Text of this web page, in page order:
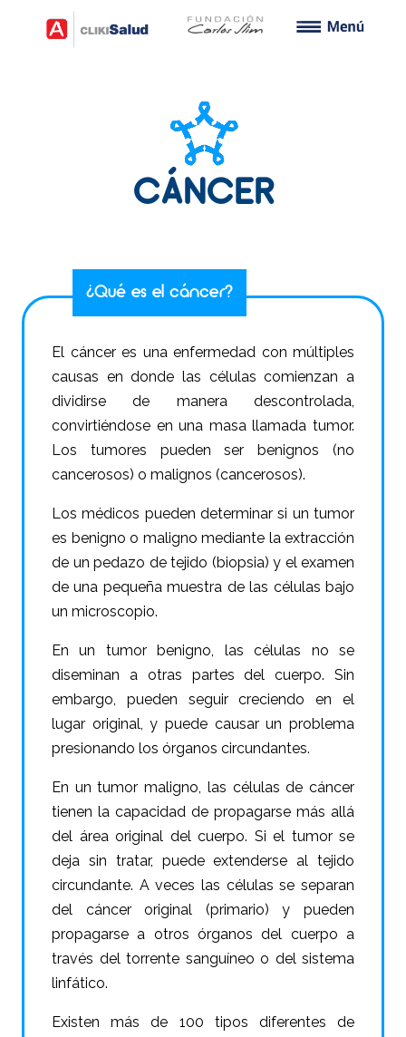
CÁNCER
¿Qué es el cáncer?
El cáncer es una enfermedad con múltiples
causas en donde las células comienzan a
dividirse de manera descontrolada,
convirtiéndose en una masa llamada tumor.
Los tumores pueden ser benignos (no
cancerosos) o malignos (cancerosos).
Los médicos pueden determinar si un tumor
es benigno o maligno mediante la extracción
de un pedazo de tejido (biopsia) y el examen
de una pequeña muestra de las células bajo
un microscopio.
En un tumor benigno, las células no se
diseminan a otras partes del cuerpo. Sin
embargo, pueden seguir creciendo en el
lugar original, y puede causar un problema
presionando los órganos circundantes.
En un tumor maligno, las células de cáncer
tienen la capacidad de propagarse más allá
del área original del cuerpo. Si el tumor se
deja sin tratar, puede extenderse al tejido
circundante. A veces las células se separan
del cáncer original (primario) y pueden
propagarse a otros órganos del cuerpo a
través del torrente sanguíneo o del sistema
linfático.
Existen más de 100 tipos diferentes de